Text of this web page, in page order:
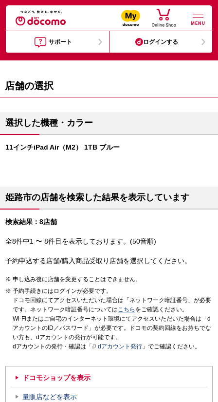
MENU
サポート ログインする
店舗の選択
選択した機種・カラー
11インチiPad Air（M2） 1TB ブルー
姫路市の店舗を検索した結果を表示しています
検索結果：8店舗
全8件中1 〜 8件目を表示しております。(50音順)
予約申込する店舗/購入商品受取り店舗を選択してください。
申し込み後に店舗を変更することはできません。
予約手続きにはログインが必要です。
ドコモ回線にてアクセスいただいた場合は「ネットワーク暗証番号」が必要
です。ネットワーク暗証番号についてはこちら をご確認ください。
Wi-Fiまたはご自宅のインターネット環境にてアクセスいただいた場合は「d
アカウントのID／パスワード」が必要です。ドコモの契約回線をお持ちでな
い方も、dアカウントの発行が可能です。
dアカウントの発行・確認は「
dアカウント発行 」でご確認ください。
ドコモショップを表示
量販店などを表示